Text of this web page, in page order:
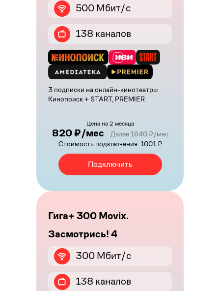
500 Мбит/с
138 каналов
3 подписки на онлайн-кинотеатры
Кинопоиск + START, PREMIER
Цена на 2 месяца
820 ₽/мес
Далее 1640 ₽/мес
Стоимость подключения: 1001 ₽
Подключить
Гига+ 300 Movix.
Засмотрись! 4
300 Мбит/с
138 каналов